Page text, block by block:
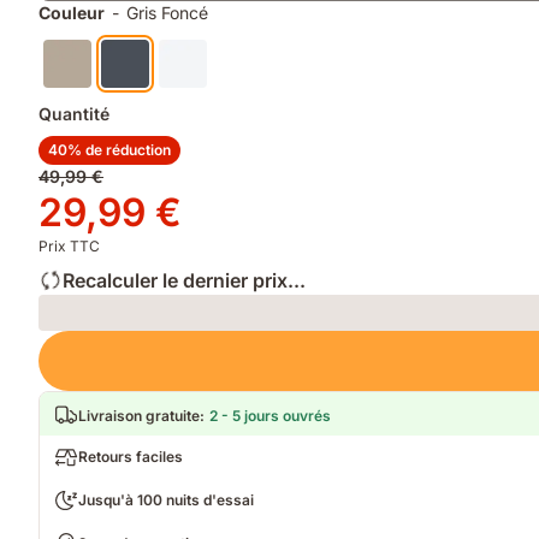
finition
lavage
Couleur - Gris Foncé
Quantité
40% de réduction
Prix
d'origine
49,99 €
49,99 €
Prix
29,99 €
29,99 €
Prix TTC
Recalculer le dernier prix...
Loading
Livraison gratuite: 2 - 5 jours ouvrés
Retours faciles
Jusqu'à 100 nuits d'essai